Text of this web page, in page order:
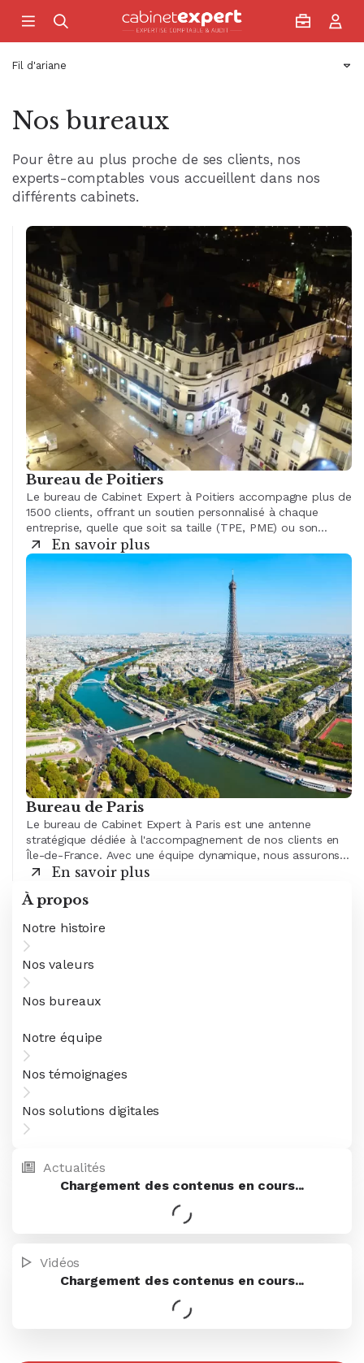
Accueil
Fil d'ariane
Nos bureaux
Pour être au plus proche de ses clients, nos
experts-comptables vous accueillent dans nos
différents cabinets.
Bureau de Poitiers
Le bureau de Cabinet Expert à Poitiers accompagne plus de
1500 clients, offrant un soutien personnalisé à chaque
entreprise, quelle que soit sa taille (TPE, PME) ou son
secteur d'activité. Notre équipe de 35 collaborateurs,
composée d'experts-comptables et de chargés de mission,
est dirigée par trois associés qui insufflent dynamisme,
réactivité et proximité avec nos clients.
En savoir plus
Bureau de Paris
Le bureau de Cabinet Expert à Paris est une antenne
stratégique dédiée à l'accompagnement de nos clients en
Île-de-France. Avec une équipe dynamique, nous assurons
un soutien personnalisé aux entreprises de toutes tailles et
En savoir plus
À propos
Notre histoire
Nos valeurs
Nos bureaux
Notre équipe
Nos témoignages
Nos solutions digitales
Actualités
Vidéos